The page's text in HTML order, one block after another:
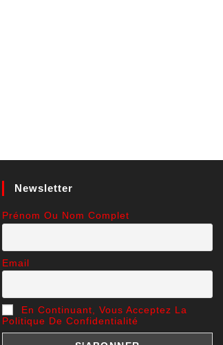
Newsletter
Prénom Ou Nom Complet
Email
En Continuant, Vous Acceptez La
Politique De Confidentialité